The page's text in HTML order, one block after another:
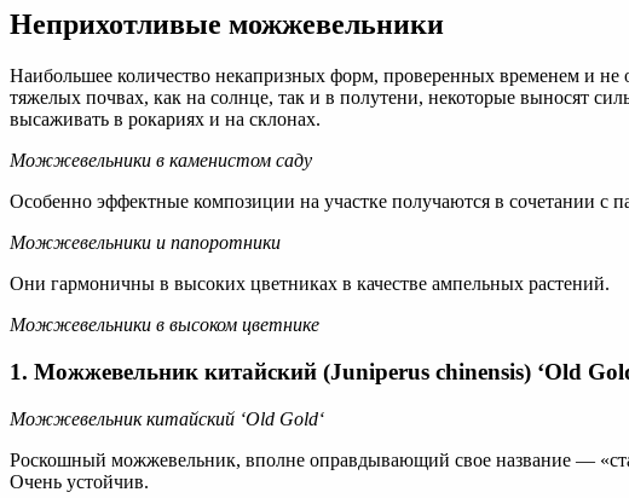
Неприхотливые можжевельники
Наибольшее количество некапризных форм, проверенных временем и
тяжелых почвах, как на солнце, так и в полутени, некоторые выносят
высаживать в рокариях и на склонах.
Можжевельники в каменистом саду
Особенно эффектные композиции на участке получаются в сочетании с
Можжевельники и папоротники
Они гармоничны в высоких цветниках в качестве ампельных растений.
Можжевельники в высоком цветнике
1. Можжевельник китайский (Juniperus chinensis) ‘Old
Можжевельник китайский ‘Old Gold‘
Роскошный можжевельник, вполне оправдывающий свое название —
Очень устойчив.